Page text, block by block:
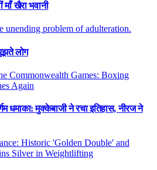
खैरा भवानी
लोग
धमाका: मुक्केबाजी ने रचा इतिहास, नीरज ने